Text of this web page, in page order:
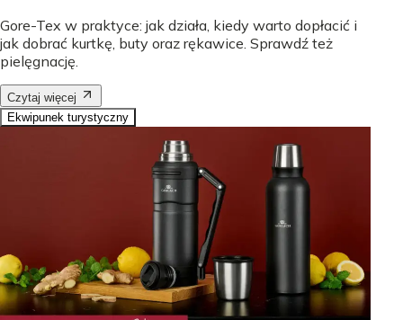
Gore-Tex w praktyce: jak działa, kiedy warto dopłacić i
jak dobrać kurtkę, buty oraz rękawice. Sprawdź też
pielęgnację.
Czytaj więcej
Ekwipunek turystyczny